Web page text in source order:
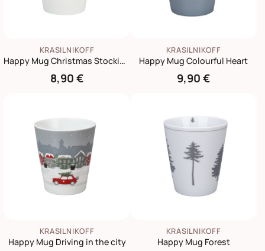
KRASILNIKOFF
Happy Mug Christmas Stockings
8,90 €
KRASILNIKOFF
Happy Mug Colourful Heart
9,90 €
KRASILNIKOFF
Happy Mug Driving in the city
KRASILNIKOFF
Happy Mug Forest